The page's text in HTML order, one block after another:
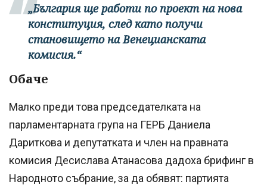
„България ще работи по проект на нова
конституция, след като получи
становището на Венецианската
комисия.“
Обаче
Малко преди това председателката на
парламентарната група на ГЕРБ Даниела
Дариткова и депутатката и член на правната
комисия Десислава Атанасова дадоха брифинг в
Народното събрание, за да обявят: партията